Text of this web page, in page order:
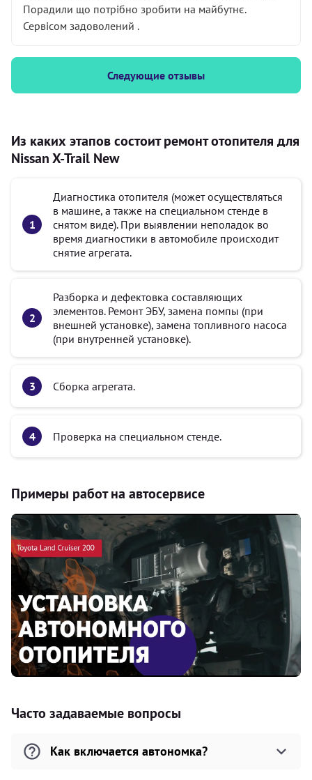
Порадили що потрібно зробити на майбутнє.
Сервісом задоволений .
Следующие отзывы
Из каких этапов состоит ремонт отопителя для
Nissan X-Trail New
Диагностика отопителя (может осуществляться
в машине, а также на специальном стенде в
снятом виде). При выявлении неполадок во
время диагностики в автомобиле происходит
снятие агрегата.
Разборка и дефектовка составляющих
элементов. Ремонт ЭБУ, замена помпы (при
внешней установке), замена топливного насоса
(при внутренней установке).
Сборка агрегата.
Проверка на специальном стенде.
Примеры работ на автосервисе
Часто задаваемые вопросы
Как включается автономка?